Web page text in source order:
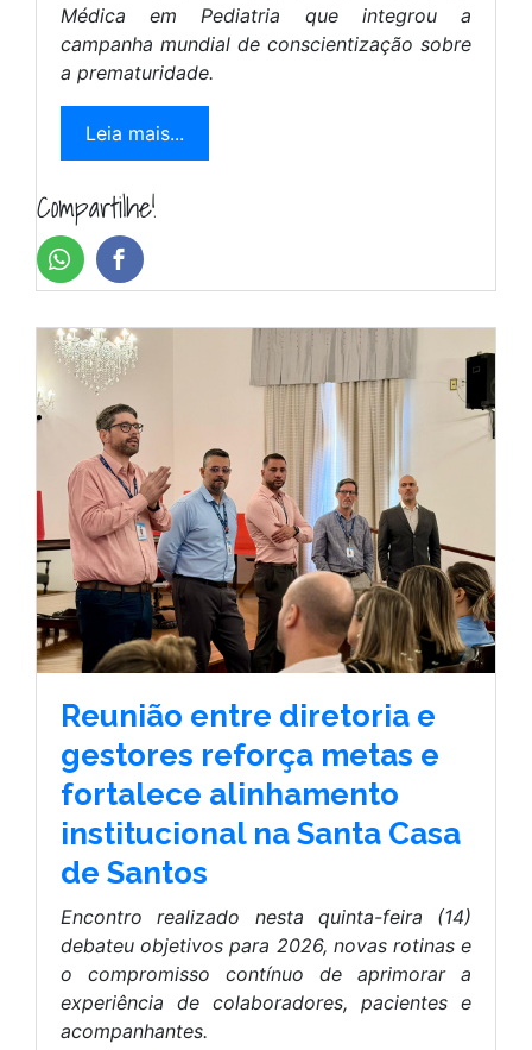
Médica em Pediatria que integrou a
campanha mundial de conscientização sobre
a prematuridade.
Leia mais...
Compartilhe!
Reunião entre diretoria e
gestores reforça metas e
fortalece alinhamento
institucional na Santa Casa
de Santos
Encontro realizado nesta quinta-feira (14)
debateu objetivos para 2026, novas rotinas e
o compromisso contínuo de aprimorar a
experiência de colaboradores, pacientes e
acompanhantes.